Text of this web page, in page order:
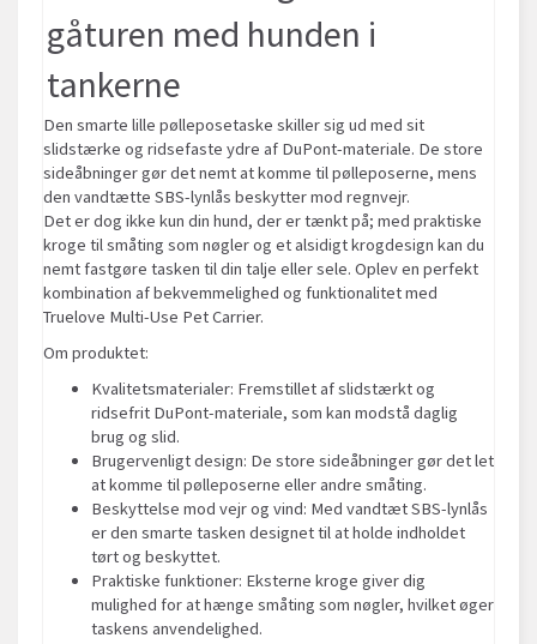
gåturen med hunden i
tankerne
Den smarte lille pølleposetaske skiller sig ud med sit
slidstærke og ridsefaste ydre af DuPont-materiale. De store
sideåbninger gør det nemt at komme til pølleposerne, mens
den vandtætte SBS-lynlås beskytter mod regnvejr.
Det er dog ikke kun din hund, der er tænkt på; med praktiske
kroge til småting som nøgler og et alsidigt krogdesign kan du
nemt fastgøre tasken til din talje eller sele. Oplev en perfekt
kombination af bekvemmelighed og funktionalitet med
Truelove Multi-Use Pet Carrier.
Om produktet:
Kvalitetsmaterialer: Fremstillet af slidstærkt og
ridsefrit DuPont-materiale, som kan modstå daglig
brug og slid.
Brugervenligt design: De store sideåbninger gør det let
at komme til pølleposerne eller andre småting.
Beskyttelse mod vejr og vind: Med vandtæt SBS-lynlås
er den smarte tasken designet til at holde indholdet
tørt og beskyttet.
Praktiske funktioner: Eksterne kroge giver dig
mulighed for at hænge småting som nøgler, hvilket øger
taskens anvendelighed.